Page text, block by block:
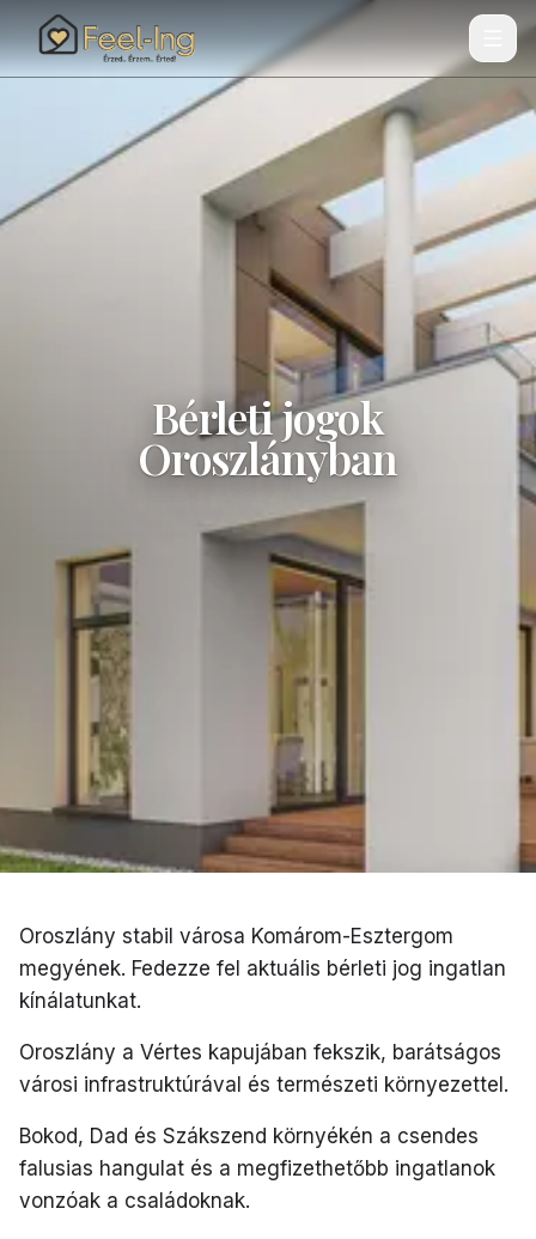
Bérleti jogok
Oroszlányban
Oroszlány stabil városa Komárom-Esztergom
megyének. Fedezze fel aktuális bérleti jog ingatlan
kínálatunkat.
Oroszlány a Vértes kapujában fekszik, barátságos
városi infrastruktúrával és természeti környezettel.
Bokod, Dad és Szákszend környékén a csendes
falusias hangulat és a megfizethetőbb ingatlanok
vonzóak a családoknak.